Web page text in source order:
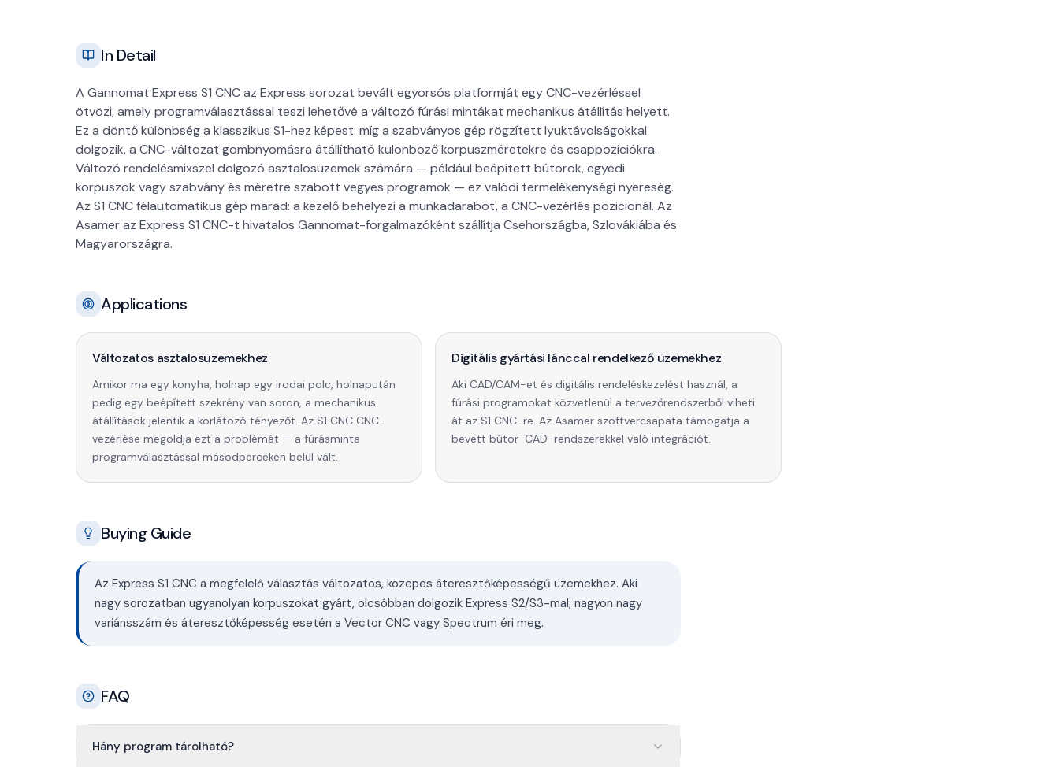
In Detail
A Gannomat Express S1 CNC az Express sorozat bevált egyorsós platformját egy CNC-vezérléssel
ötvözi, amely programválasztással teszi lehetővé a változó fúrási mintákat mechanikus átállítás helyett.
Ez a döntő különbség a klasszikus S1-hez képest: míg a szabványos gép rögzített lyuktávolságokkal
dolgozik, a CNC-változat gombnyomásra átállítható különböző korpuszméretekre és csappozíciókra.
Változó rendelésmixszel dolgozó asztalosüzemek számára — például beépített bútorok, egyedi
korpuszok vagy szabvány és méretre szabott vegyes programok — ez valódi termelékenységi nyereség.
Az S1 CNC félautomatikus gép marad: a kezelő behelyezi a munkadarabot, a CNC-vezérlés pozicionál. Az
Asamer az Express S1 CNC-t hivatalos Gannomat-forgalmazóként szállítja Csehországba, Szlovákiába és
Magyarországra.
Applications
Változatos asztalosüzemekhez
Amikor ma egy konyha, holnap egy irodai polc, holnapután
pedig egy beépített szekrény van soron, a mechanikus
átállítások jelentik a korlátozó tényezőt. Az S1 CNC CNC-
vezérlése megoldja ezt a problémát — a fúrásminta
programválasztással másodperceken belül vált.
Digitális gyártási lánccal rendelkező üzemekhez
Aki CAD/CAM-et és digitális rendeléskezelést használ, a
fúrási programokat közvetlenül a tervezőrendszerből viheti
át az S1 CNC-re. Az Asamer szoftvercsapata támogatja a
bevett bútor-CAD-rendszerekkel való integrációt.
Buying Guide
Az Express S1 CNC a megfelelő választás változatos, közepes áteresztőképességű üzemekhez. Aki
nagy sorozatban ugyanolyan korpuszokat gyárt, olcsóbban dolgozik Express S2/S3-mal; nagyon nagy
variánsszám és áteresztőképesség esetén a Vector CNC vagy Spectrum éri meg.
FAQ
Hány program tárolható?